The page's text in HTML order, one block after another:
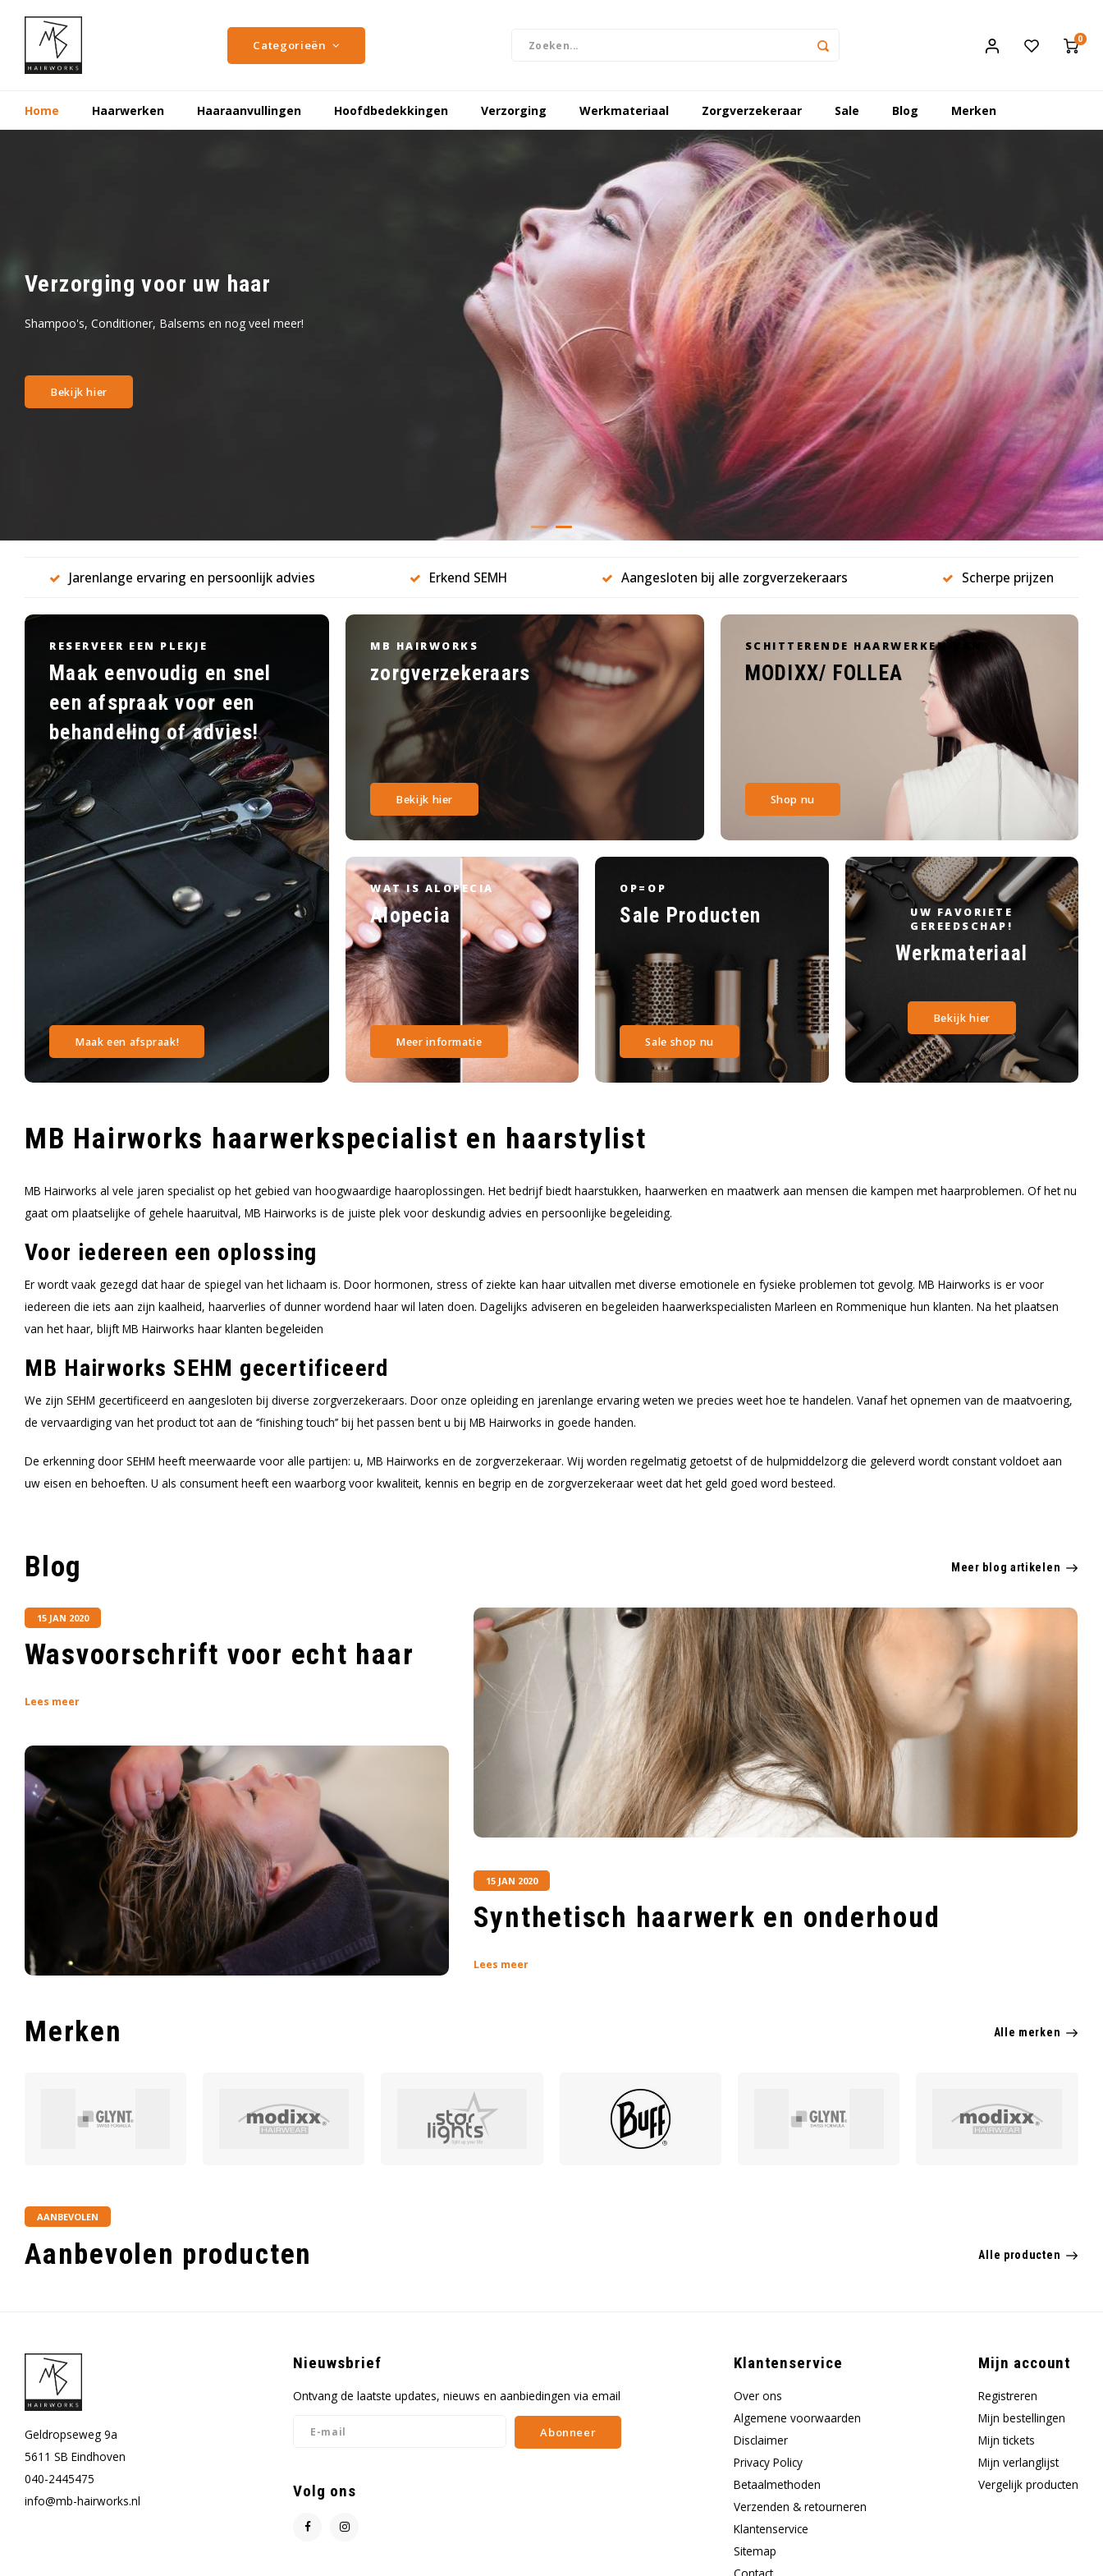
Categorieën 0
Home Haarwerken Haaraanvullingen Hoofdbedekkingen Verzorging Werkmateriaal Zorgverzekeraar Sale Blog Merken
Specialist op gebied van aanvullend haar
MB Hairworks geeft u uw zelfvertrouwen terug!
Meer informatie
Jarenlange ervaring en persoonlijk advies Erkend SEMH Aangesloten bij alle zorgverzekeraars Scherpe prijzen
RESERVEER EEN PLEKJE
Maak eenvoudig en snel
een afspraak voor een
behandeling of advies!
Maak een afspraak!
MB HAIRWORKS
zorgverzekeraars
Bekijk hier
SCHITTERENDE HAARWERKEN VAN
MODIXX/ FOLLEA
Shop nu
WAT IS ALOPECIA
Alopecia
Meer informatie
OP=OP
Sale Producten
Sale shop nu
UW FAVORIETE
GEREEDSCHAP!
Werkmateriaal
Bekijk hier
MB Hairworks haarwerkspecialist en haarstylist
MB Hairworks al vele jaren specialist op het gebied van hoogwaardige haaroplossingen. Het bedrijf biedt haarstukken, haarwerken en maatwerk aan mensen die kampen met haarproblemen. Of het nu
gaat om plaatselijke of gehele haaruitval, MB Hairworks is de juiste plek voor deskundig advies en persoonlijke begeleiding.
Voor iedereen een oplossing
Er wordt vaak gezegd dat haar de spiegel van het lichaam is. Door hormonen, stress of ziekte kan haar uitvallen met diverse emotionele en fysieke problemen tot gevolg. MB Hairworks is er voor
iedereen die iets aan zijn kaalheid, haarverlies of dunner wordend haar wil laten doen. Dagelijks adviseren en begeleiden haarwerkspecialisten Marleen en Rommenique hun klanten. Na het plaatsen
van het haar, blijft MB Hairworks haar klanten begeleiden
MB Hairworks SEHM gecertificeerd
We zijn SEHM gecertificeerd en aangesloten bij diverse zorgverzekeraars. Door onze opleiding en jarenlange ervaring weten we precies weet hoe te handelen. Vanaf het opnemen van de maatvoering,
de vervaardiging van het product tot aan de ‘’finishing touch’’ bij het passen bent u bij MB Hairworks in goede handen.
De erkenning door SEHM heeft meerwaarde voor alle partijen: u, MB Hairworks en de zorgverzekeraar. Wij worden regelmatig getoetst of de hulpmiddelzorg die geleverd wordt constant voldoet aan
uw eisen en behoeften. U als consument heeft een waarborg voor kwaliteit, kennis en begrip en de zorgverzekeraar weet dat het geld goed word besteed.
Blog Meer blog artikelen
15 JAN 2020
Wasvoorschrift voor echt haar
Lees meer
15 JAN 2020
Synthetisch haarwerk en onderhoud
Lees meer
Merken Alle merken
AANBEVOLEN
Aanbevolen producten Alle producten
Geldropseweg 9a
5611 SB Eindhoven
040-2445475
info@mb-hairworks.nl
Nieuwsbrief
Ontvang de laatste updates, nieuws en aanbiedingen via email
Abonneer
Volg ons
Klantenservice
Over ons
Algemene voorwaarden
Disclaimer
Privacy Policy
Betaalmethoden
Verzenden & retourneren
Klantenservice
Sitemap
Mijn account
Registreren
Mijn bestellingen
Mijn tickets
Mijn verlanglijst
Vergelijk producten